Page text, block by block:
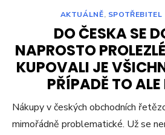
AKTUÁLNĚ, SPOTŘEBITEL
DO ČESKA SE
NAPROSTO
KUPOVALI JE
PŘÍPADĚ TO ALE
Nákupy v českých obchodních
mimořádně problematické. Už se